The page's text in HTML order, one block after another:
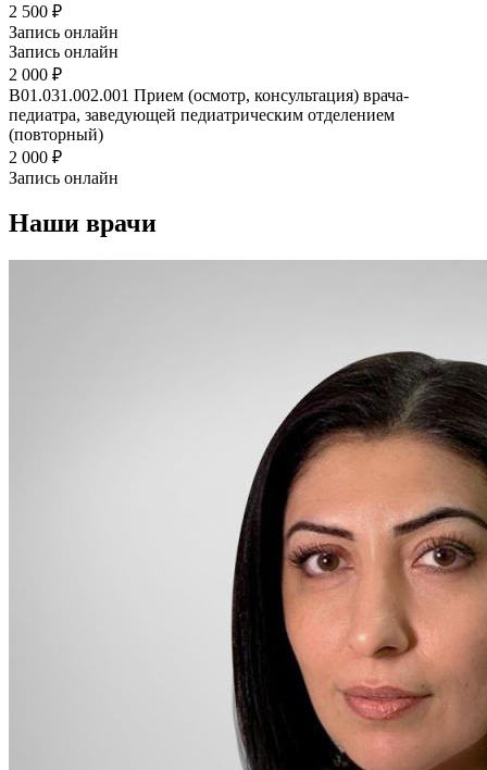
2 500 ₽
Запись онлайн
Запись онлайн
2 000 ₽
B01.031.002.001 Прием (осмотр, консультация) врача-
педиатра, заведующей педиатрическим отделением
(повторный)
2 000 ₽
Запись онлайн
Наши врачи